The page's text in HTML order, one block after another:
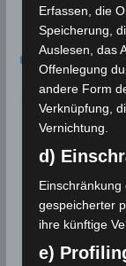
Das
Erfassen, die
Speicherung,
Auslesen, das
Offenlegung
andere Form
Verknüpfung,
Vernichtung.
d)
gespeicherter
ihre künftige
e)